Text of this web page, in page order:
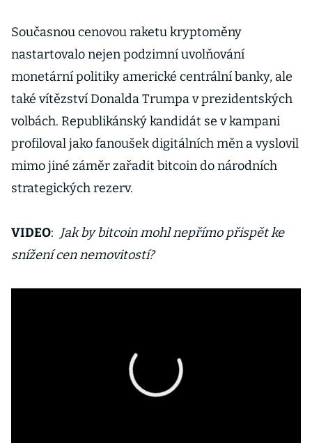
Současnou cenovou raketu kryptoměny
nastartovalo nejen podzimní uvolňování
monetární politiky americké centrální banky, ale
také vítězství Donalda Trumpa v prezidentských
volbách. Republikánský kandidát se v kampani
profiloval jako fanoušek digitálních měn a vyslovil
mimo jiné záměr zařadit bitcoin do národních
strategických rezerv.
VIDEO: Jak by bitcoin mohl nepřímo přispět ke
snížení cen nemovitostí?